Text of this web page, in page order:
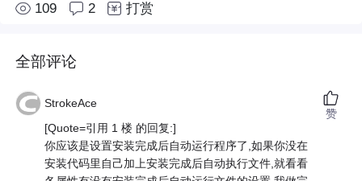
109 2 打赏
全部评论
StrokeAce
[Quote=引用 1 楼 的回复:]
你应该是设置安装完成后自动运行程序了,如果你没在
安装代码里自己加上安装完成后自动执行文件,就看看
赞